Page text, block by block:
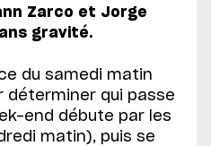
Zarco et Jorge
gravité.
du samedi matin
déterminer qui passe
end débute par les
matin), puis se